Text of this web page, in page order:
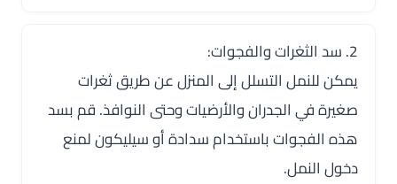
2. سد الثغرات والفجوات:
يمكن للنمل التسلل إلى المنزل عن طريق ثغرات
صغيرة في الجدران والأرضيات وحتى النوافذ. قم بسد
هذه الفجوات باستخدام سدادة أو سيليكون لمنع
دخول النمل.